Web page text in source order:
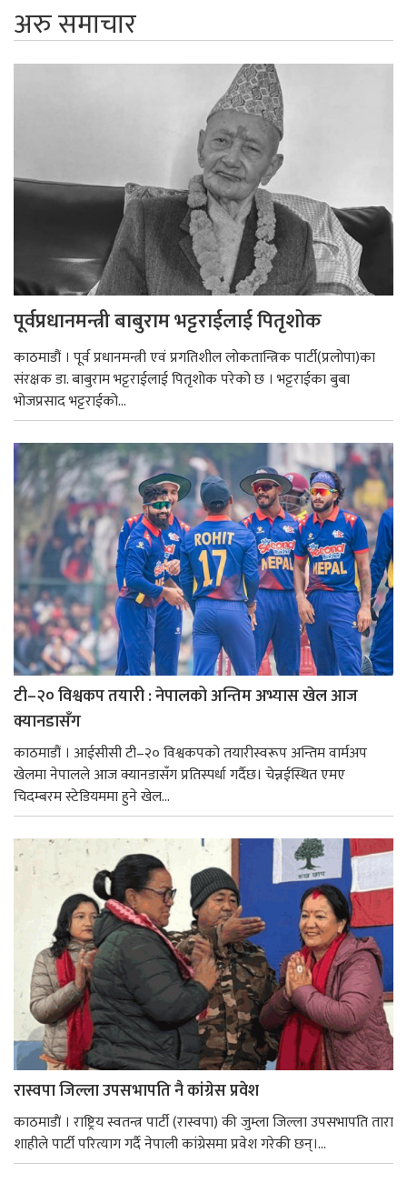
अरु समाचार
पूर्वप्रधानमन्त्री बाबुराम भट्टराईलाई पितृशोक
काठमाडौं । पूर्व प्रधानमन्त्री एवं प्रगतिशील लोकतान्त्रिक पार्टी(प्रलोपा)का
संरक्षक डा. बाबुराम भट्टराईलाई पितृशोक परेको छ । भट्टराईका बुबा
भोजप्रसाद भट्टराईको...
टी–२० विश्वकप तयारी : नेपालको अन्तिम अभ्यास खेल आज
क्यानडासँग
काठमाडौं । आईसीसी टी–२० विश्वकपको तयारीस्वरूप अन्तिम वार्मअप
खेलमा नेपालले आज क्यानडासँग प्रतिस्पर्धा गर्दैछ। चेन्नईस्थित एमए
चिदम्बरम स्टेडियममा हुने खेल...
रास्वपा जिल्ला उपसभापति नै कांग्रेस प्रवेश
काठमाडाैं । राष्ट्रिय स्वतन्त्र पार्टी (रास्वपा) की जुम्ला जिल्ला उपसभापति तारा
शाहीले पार्टी परित्याग गर्दै नेपाली कांग्रेसमा प्रवेश गरेकी छन्।...